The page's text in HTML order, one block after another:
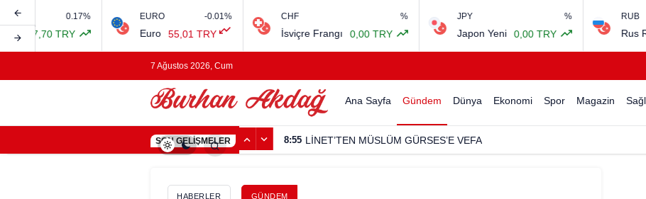
TRY
EURO
Euro 55,01 TRY
CHF
İsviçre Frangı 0,00 TRY Japon Yeni 0,00 TRY Rus Rublesi
7 Ağustos 2026, Cum
Ana Sayfa Gündem Dünya Ekonomi Spor Magazin
SON GELIŞMELER 8:55 LİNET’TEN MÜSLÜM GÜRSES’E VEFA
HABERLER GÜNDEM